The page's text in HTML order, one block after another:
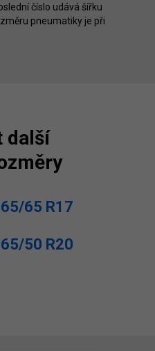
číslo udává šířku
pneumatiky je při
další
65 R17
50 R20